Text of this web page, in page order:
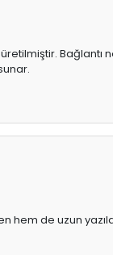
Bağlantı
hem de uzun